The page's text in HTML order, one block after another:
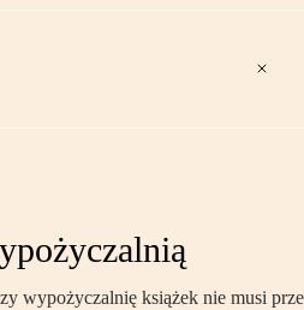
wypożyczalnię książek nie musi